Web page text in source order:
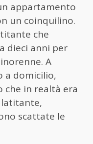
appartamento
un coinquilino.
che
dieci anni per
A
a domicilio,
che in realtà era
latitante,
scattate le